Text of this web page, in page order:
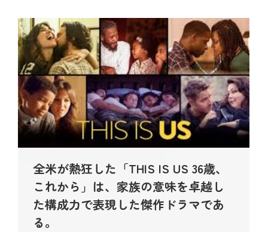
全米が熱狂した「THIS IS US 36歳、
これから」は、家族の意味を卓越し
た構成力で表現した傑作ドラマであ
る。